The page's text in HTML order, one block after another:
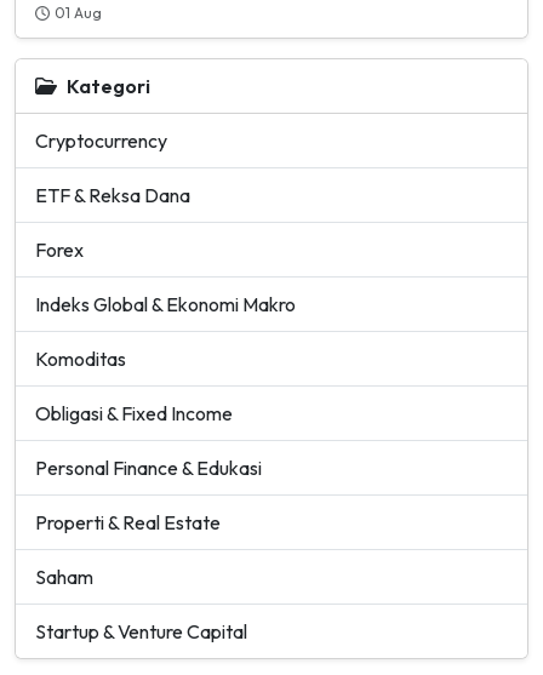
01 Aug
Kategori
Cryptocurrency
ETF & Reksa Dana
Forex
Indeks Global & Ekonomi Makro
Komoditas
Obligasi & Fixed Income
Personal Finance & Edukasi
Properti & Real Estate
Saham
Startup & Venture Capital